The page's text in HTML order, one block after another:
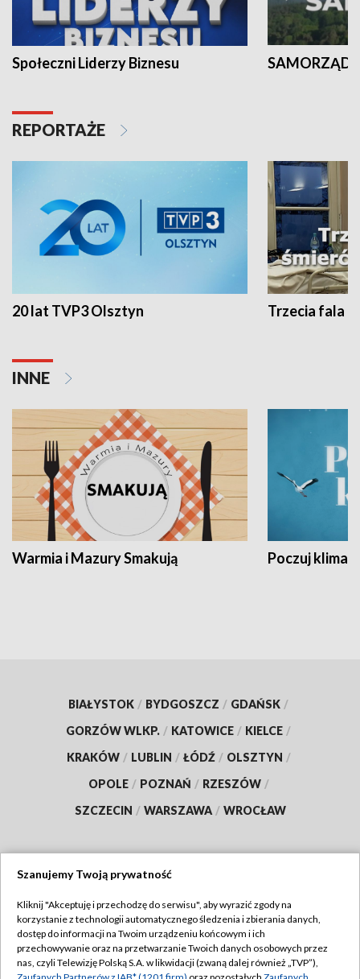
Społeczni Liderzy Biznesu SAMORZĄD
REPORTAŻE
20 lat TVP3 Olsztyn Trzecia fala -
INNE
Warmia i Mazury Smakują Poczuj klimat
BIAŁYSTOK / BYDGOSZCZ / GDAŃSK /
GORZÓW WLKP. / KATOWICE / KIELCE /
KRAKÓW / LUBLIN / ŁÓDŹ / OLSZTYN /
OPOLE / POZNAŃ / RZESZÓW /
SZCZECIN / WARSZAWA / WROCŁAW
TVP
Abonament TVP
Emisja w TVP
Regulamin TVP
Szanujemy Twoją prywatność
Kliknij "Akceptuję i przechodzę do serwisu", aby wyrazić zgody na
korzystanie z technologii automatycznego śledzenia i zbierania danych,
dostęp do informacji na Twoim urządzeniu końcowym i ich
przechowywanie oraz na przetwarzanie Twoich danych osobowych przez
nas, czyli Telewizję Polską S.A. w likwidacji (zwaną dalej również „TVP”),